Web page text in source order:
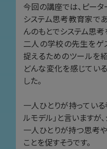
今回の講座では、ピー
システム思考教育家で
んのもとでシステム思
二人の学校の先生をゲ
捉えるためのツールを
どんな変化を感じてい
した。
一人ひとりが持ってい
ルモデル」と言いますが
一人ひとりが持つ思考
ことを促すそうです。